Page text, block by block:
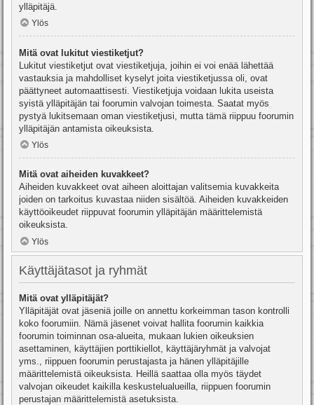
ylläpitäjä.
Ylös
Mitä ovat lukitut viestiketjut?
Lukitut viestiketjut ovat viestiketjuja, joihin ei voi enää lähettää
vastauksia ja mahdolliset kyselyt joita viestiketjussa oli, ovat
päättyneet automaattisesti. Viestiketjuja voidaan lukita useista
syistä ylläpitäjän tai foorumin valvojan toimesta. Saatat myös
pystyä lukitsemaan oman viestiketjusi, mutta tämä riippuu foorumin
ylläpitäjän antamista oikeuksista.
Ylös
Mitä ovat aiheiden kuvakkeet?
Aiheiden kuvakkeet ovat aiheen aloittajan valitsemia kuvakkeita
joiden on tarkoitus kuvastaa niiden sisältöä. Aiheiden kuvakkeiden
käyttöoikeudet riippuvat foorumin ylläpitäjän määrittelemistä
oikeuksista.
Ylös
Käyttäjätasot ja ryhmät
Mitä ovat ylläpitäjät?
Ylläpitäjät ovat jäseniä joille on annettu korkeimman tason kontrolli
koko foorumiin. Nämä jäsenet voivat hallita foorumin kaikkia
foorumin toiminnan osa-alueita, mukaan lukien oikeuksien
asettaminen, käyttäjien porttikiellot, käyttäjäryhmät ja valvojat
yms., riippuen foorumin perustajasta ja hänen ylläpitäjille
määrittelemistä oikeuksista. Heillä saattaa olla myös täydet
valvojan oikeudet kaikilla keskustelualueilla, riippuen foorumin
perustajan määrittelemistä asetuksista.